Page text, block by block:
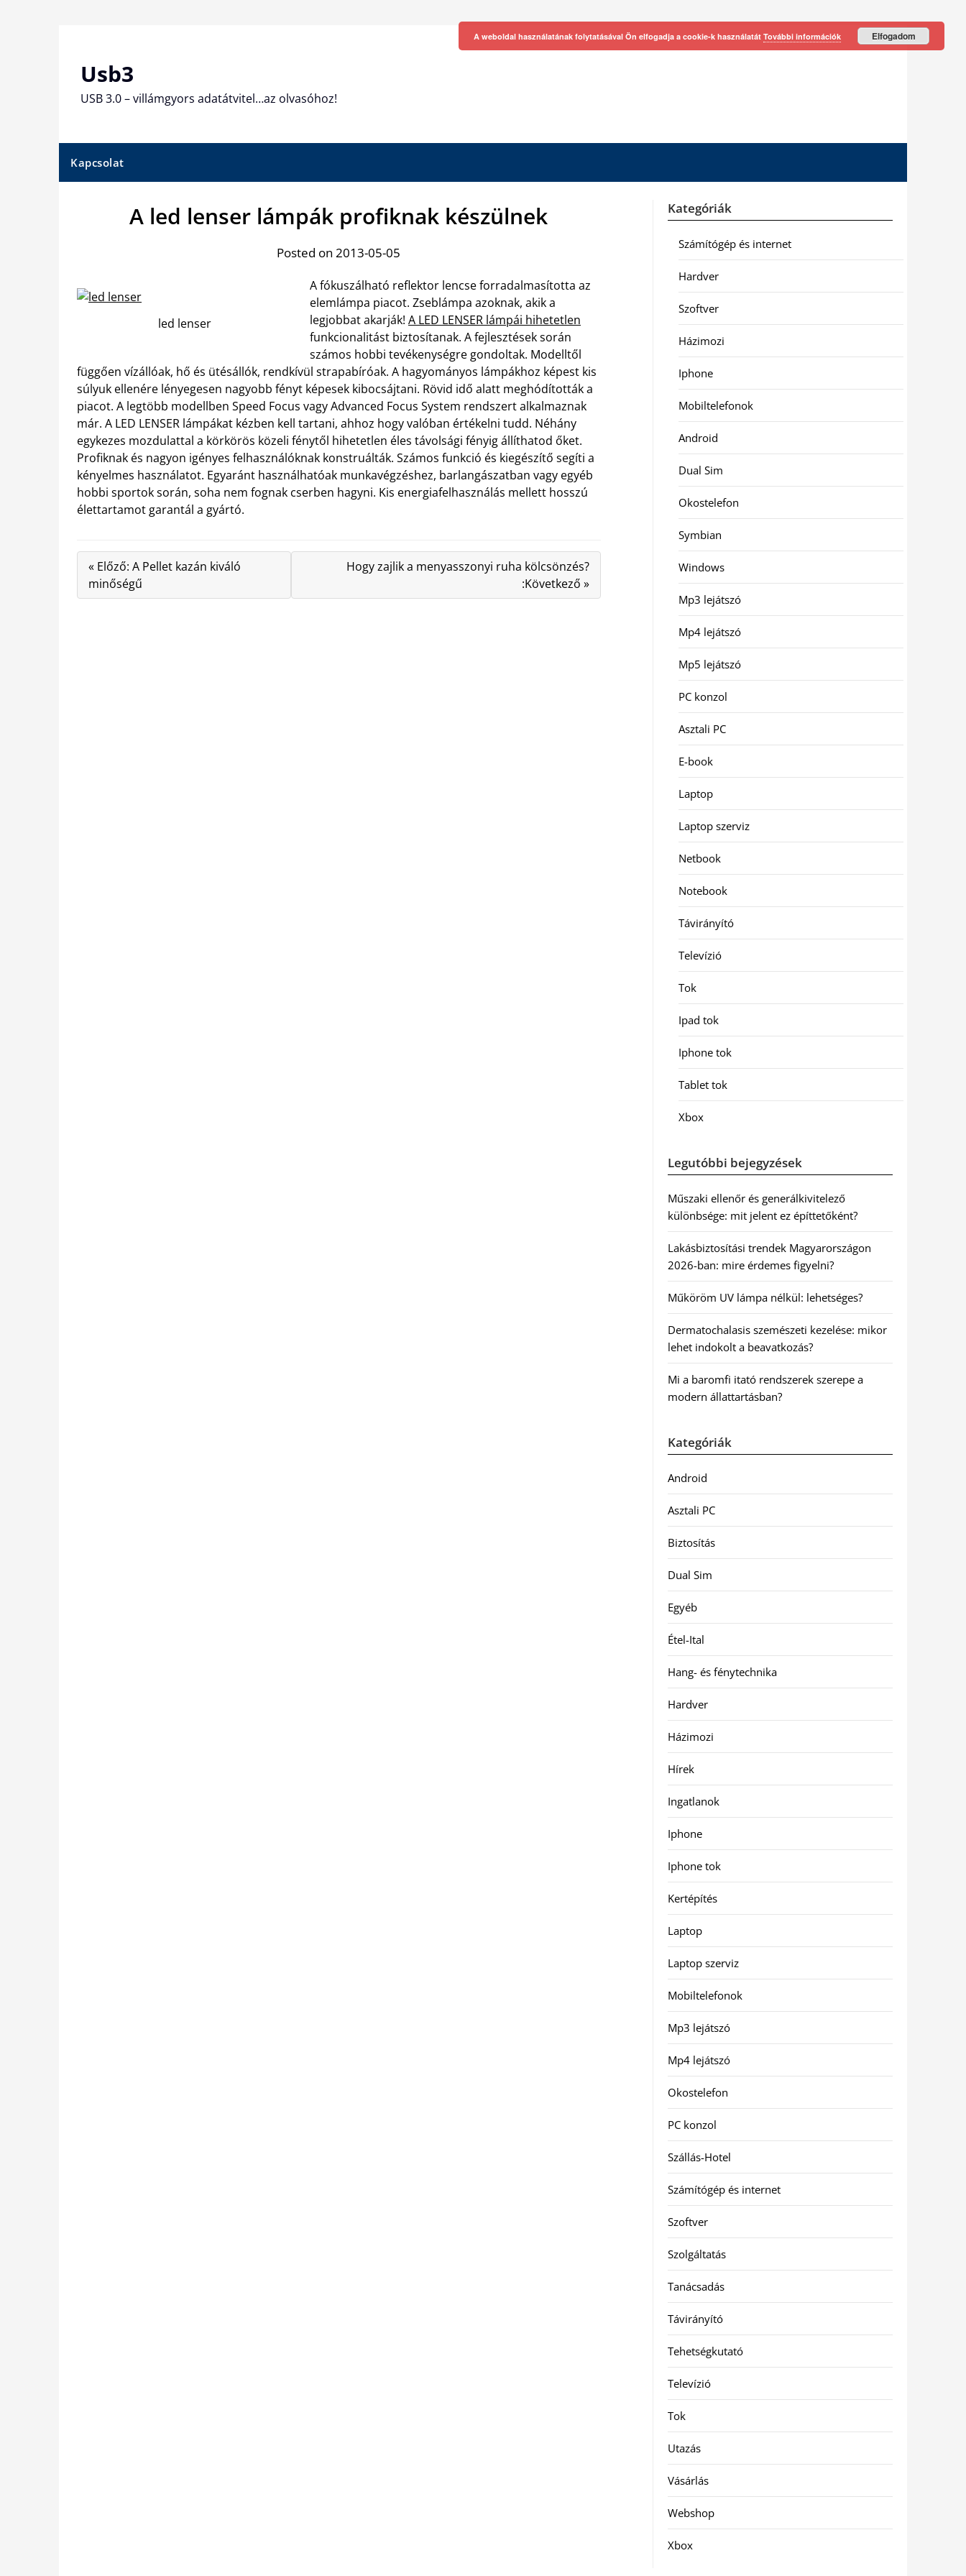
Usb3
USB 3.0 – villámgyors adatátvitel…az olvasóhoz!
Kapcsolat
A led lenser lámpák profiknak készülnek
Posted on 2013-05-05
led lenser
A fókuszálható reflektor lencse forradalmasította az
elemlámpa piacot. Zseblámpa azoknak, akik a
legjobbat akarják! A LED LENSER lámpái hihetetlen
funkcionalitást biztosítanak. A fejlesztések során
számos hobbi tevékenységre gondoltak. Modelltől
függően vízállóak, hő és ütésállók, rendkívül strapabíróak. A hagyományos lámpákhoz képest kis
súlyuk ellenére lényegesen nagyobb fényt képesek kibocsájtani. Rövid idő alatt meghódították a
piacot. A legtöbb modellben Speed Focus vagy Advanced Focus System rendszert alkalmaznak
már. A LED LENSER lámpákat kézben kell tartani, ahhoz hogy valóban értékelni tudd. Néhány
egykezes mozdulattal a körkörös közeli fénytől hihetetlen éles távolsági fényig állíthatod őket.
Profiknak és nagyon igényes felhasználóknak konstruálták. Számos funkció és kiegészítő segíti a
kényelmes használatot. Egyaránt használhatóak munkavégzéshez, barlangászatban vagy egyéb
hobbi sportok során, soha nem fognak cserben hagyni. Kis energiafelhasználás mellett hosszú
élettartamot garantál a gyártó.
« Előző: A Pellet kazán kiváló
minőségű
Hogy zajlik a menyasszonyi ruha kölcsönzés?
:Következő »
Kategóriák
Számítógép és internet
Hardver
Szoftver
Házimozi
Iphone
Mobiltelefonok
Android
Dual Sim
Okostelefon
Symbian
Windows
Mp3 lejátszó
Mp4 lejátszó
Mp5 lejátszó
PC konzol
Asztali PC
E-book
Laptop
Laptop szerviz
Netbook
Notebook
Távirányító
Televízió
Tok
Ipad tok
Iphone tok
Tablet tok
Xbox
Legutóbbi bejegyzések
Műszaki ellenőr és generálkivitelező
különbsége: mit jelent ez építtetőként?
Lakásbiztosítási trendek Magyarországon
2026-ban: mire érdemes figyelni?
Műköröm UV lámpa nélkül: lehetséges?
Dermatochalasis szemészeti kezelése: mikor
lehet indokolt a beavatkozás?
Mi a baromfi itató rendszerek szerepe a
modern állattartásban?
Kategóriák
Android
Asztali PC
Biztosítás
Dual Sim
Egyéb
Étel-Ital
Hang- és fénytechnika
Hardver
Házimozi
Hírek
Ingatlanok
Iphone
Iphone tok
Kertépítés
Laptop
Laptop szerviz
Mobiltelefonok
Mp3 lejátszó
Mp4 lejátszó
Okostelefon
PC konzol
Szállás-Hotel
Számítógép és internet
Szoftver
Szolgáltatás
Tanácsadás
Távirányító
Tehetségkutató
Televízió
Tok
Utazás
Vásárlás
Webshop
Xbox
A weboldal használatának folytatásával Ön elfogadja a cookie-k használatát További információk Elfogadom